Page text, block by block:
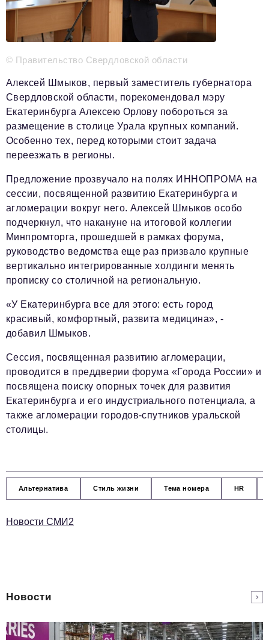
Электронные почты редакции:
Информационный отдел
Отдел рекламы
reklama@business-magazine.online
Отдел распространения/редакционная подписка
podpiska@business-magazine.online
Отдел по работе с партнерами
partner@business-magazine.online
© Правительство Свердловской области
Алексей Шмыков, первый заместитель губернатора
Свердловской области, порекомендовал мэру
Екатеринбурга Алексею Орлову побороться за
размещение в столице Урала крупных компаний.
Особенно тех, перед которыми стоит задача
переезжать в регионы.
Предложение прозвучало на полях ИННОПРОМА на
сессии, посвященной развитию Екатеринбурга и
агломерации вокруг него. Алексей Шмыков особо
подчеркнул, что накануне на итоговой коллегии
Минпромторга, прошедшей в рамках форума,
руководство ведомства еще раз призвало крупные
вертикально интегрированные холдинги менять
прописку со столичной на региональную.
«У Екатеринбурга все для этого: есть город
красивый, комфортный, развита медицина», -
добавил Шмыков.
Сессия, посвященная развитию агломерации,
проводится в преддверии форума «Города России» и
посвящена поиску опорных точек для развития
Екатеринбурга и его индустриального потенциала, а
также агломерации городов-спутников уральской
столицы.
Альтернатива Стиль жизни Тема номера HR
Новости СМИ2
Новости